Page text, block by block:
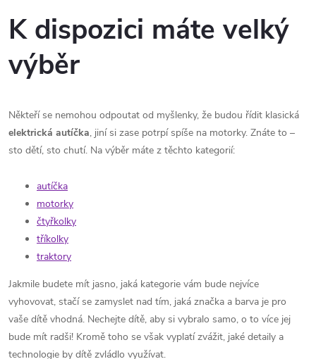
K dispozici máte velký
výběr
Někteří se nemohou odpoutat od myšlenky, že budou řídit klasická
elektrická autíčka, jiní si zase potrpí spíše na motorky. Znáte to –
sto dětí, sto chutí. Na výběr máte z těchto kategorií:
autíčka
motorky
čtyřkolky
tříkolky
traktory
Jakmile budete mít jasno, jaká kategorie vám bude nejvíce
vyhovovat, stačí se zamyslet nad tím, jaká značka a barva je pro
vaše dítě vhodná. Nechejte dítě, aby si vybralo samo, o to více jej
bude mít radši! Kromě toho se však vyplatí zvážit, jaké detaily a
technologie by dítě zvládlo využívat.